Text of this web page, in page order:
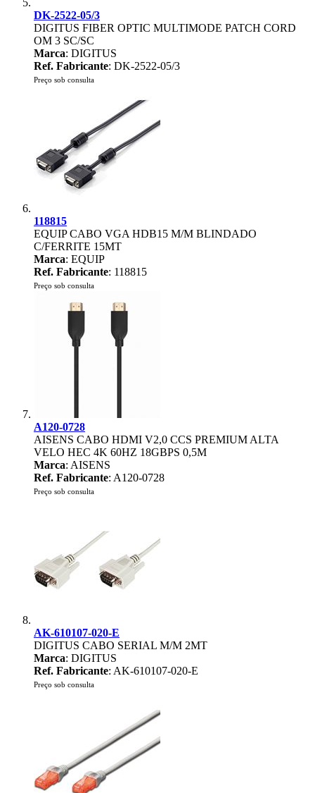
DK-2522-05/3
DIGITUS FIBER OPTIC MULTIMODE PATCH CORD
OM 3 SC/SC
Marca: DIGITUS
Ref. Fabricante: DK-2522-05/3
Preço sob consulta
118815
EQUIP CABO VGA HDB15 M/M BLINDADO
C/FERRITE 15MT
Marca: EQUIP
Ref. Fabricante: 118815
Preço sob consulta
A120-0728
AISENS CABO HDMI V2,0 CCS PREMIUM ALTA
VELO HEC 4K 60HZ 18GBPS 0,5M
Marca: AISENS
Ref. Fabricante: A120-0728
Preço sob consulta
AK-610107-020-E
DIGITUS CABO SERIAL M/M 2MT
Marca: DIGITUS
Ref. Fabricante: AK-610107-020-E
Preço sob consulta